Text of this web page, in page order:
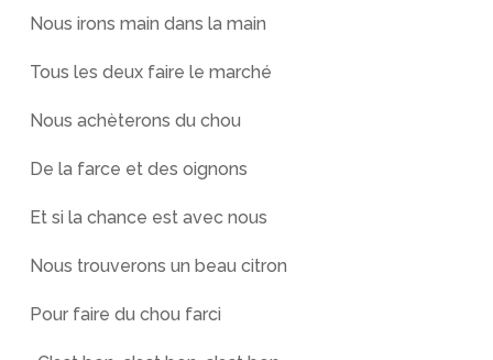
Nous irons main dans la main
Tous les deux faire le marché
Nous achèterons du chou
De la farce et des oignons
Et si la chance est avec nous
Nous trouverons un beau citron
Pour faire du chou farci